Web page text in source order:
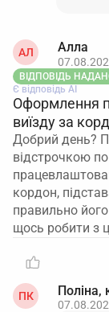
АЛ Алла
ВІДПОВІДЬ
Є відповідь АІ
Оформлення
виїзду за
Добрий день?
відстрочкою по
кордон,
правильно
щось робити з
ПК Поліна,